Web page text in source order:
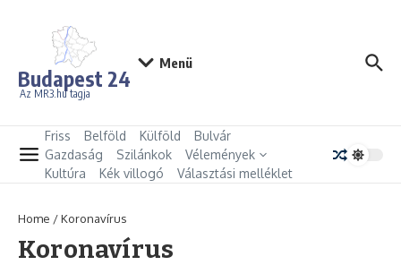
Budapest 24
Az MR3.hu tagja
Menü
Friss Belföld Külföld
Bulvár
Gazdaság
Szilánkok
Vélemények
Kultúra
Kék villogó Választási melléklet
Home /Koronavírus
Koronavírus